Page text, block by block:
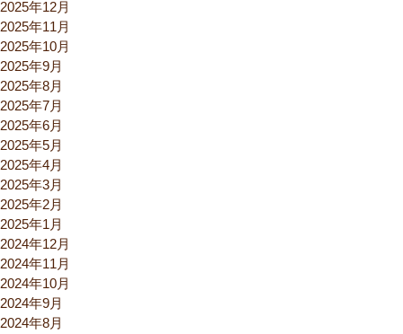
2025年12月
2025年11月
2025年10月
2025年9月
2025年8月
2025年7月
2025年6月
2025年5月
2025年4月
2025年3月
2025年2月
2025年1月
2024年12月
2024年11月
2024年10月
2024年9月
2024年8月